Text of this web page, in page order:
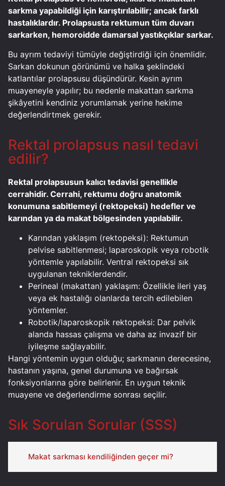
sarkma yapabildiği için karıştırılabilir; ancak farklı
hastalıklardır. Prolapsusta rektumun tüm duvarı
sarkarken, hemoroidde damarsal yastıkçıklar sarkar.
Bu ayrım tedaviyi tümüyle değiştirdiği için önemlidir.
Sarkan dokunun görünümü ve halka şeklindeki
katlantılar prolapsusu düşündürür. Kesin ayrım
muayeneyle yapılır; bu nedenle makattan sarkma
şikâyetini kendiniz yorumlamak yerine hekime
değerlendirtmek gerekir.
Rektal prolapsus nasıl tedavi
edilir?
Rektal prolapsusun kalıcı tedavisi genellikle
cerrahidir. Cerrahi, rektumu doğru anatomik
konumuna sabitlemeyi (rektopeksi) hedefler ve
karından ya da makat bölgesinden yapılabilir.
Karından yaklaşım (rektopeksi): Rektumun
pelvise sabitlenmesi; laparoskopik veya robotik
yöntemle yapılabilir. Ventral rektopeksi sık
uygulanan tekniklerdendir.
Perineal (makattan) yaklaşım: Özellikle ileri yaş
veya ek hastalığı olanlarda tercih edilebilen
yöntemler.
Robotik/laparoskopik rektopeksi: Dar pelvik
alanda hassas çalışma ve daha az invazif bir
iyileşme sağlayabilir.
Hangi yöntemin uygun olduğu; sarkmanın derecesine,
hastanın yaşına, genel durumuna ve bağırsak
fonksiyonlarına göre belirlenir. En uygun teknik
muayene ve değerlendirme sonrası seçilir.
Sık Sorulan Sorular (SSS)
Makat sarkması kendiliğinden geçer mi?